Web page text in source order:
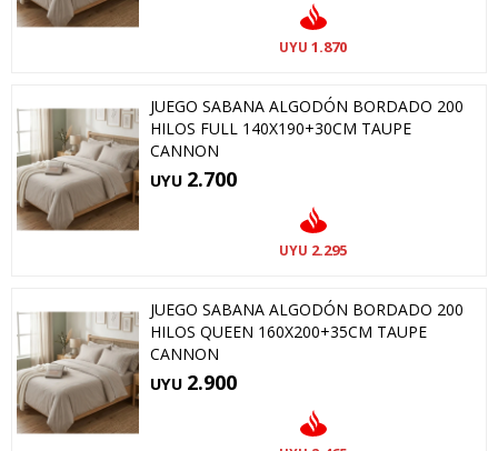
UYU 1.870
JUEGO SABANA ALGODÓN BORDADO 200
HILOS FULL 140X190+30CM TAUPE
CANNON
UYU 2.700
UYU 2.295
JUEGO SABANA ALGODÓN BORDADO 200
HILOS QUEEN 160X200+35CM TAUPE
CANNON
UYU 2.900